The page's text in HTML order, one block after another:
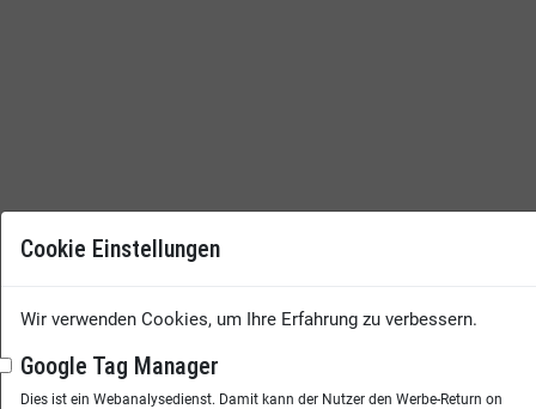
Cookie Einstellungen
Wir verwenden Cookies, um Ihre Erfahrung zu verbessern.
Google Tag Manager
Dies ist ein Webanalysedienst. Damit kann der Nutzer den Werbe-Return on